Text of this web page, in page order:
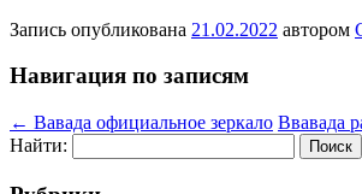
Запись опубликована 21.02.2022 автором
Навигация по записям
← Вавада официальное зеркало Ввавада
Найти: